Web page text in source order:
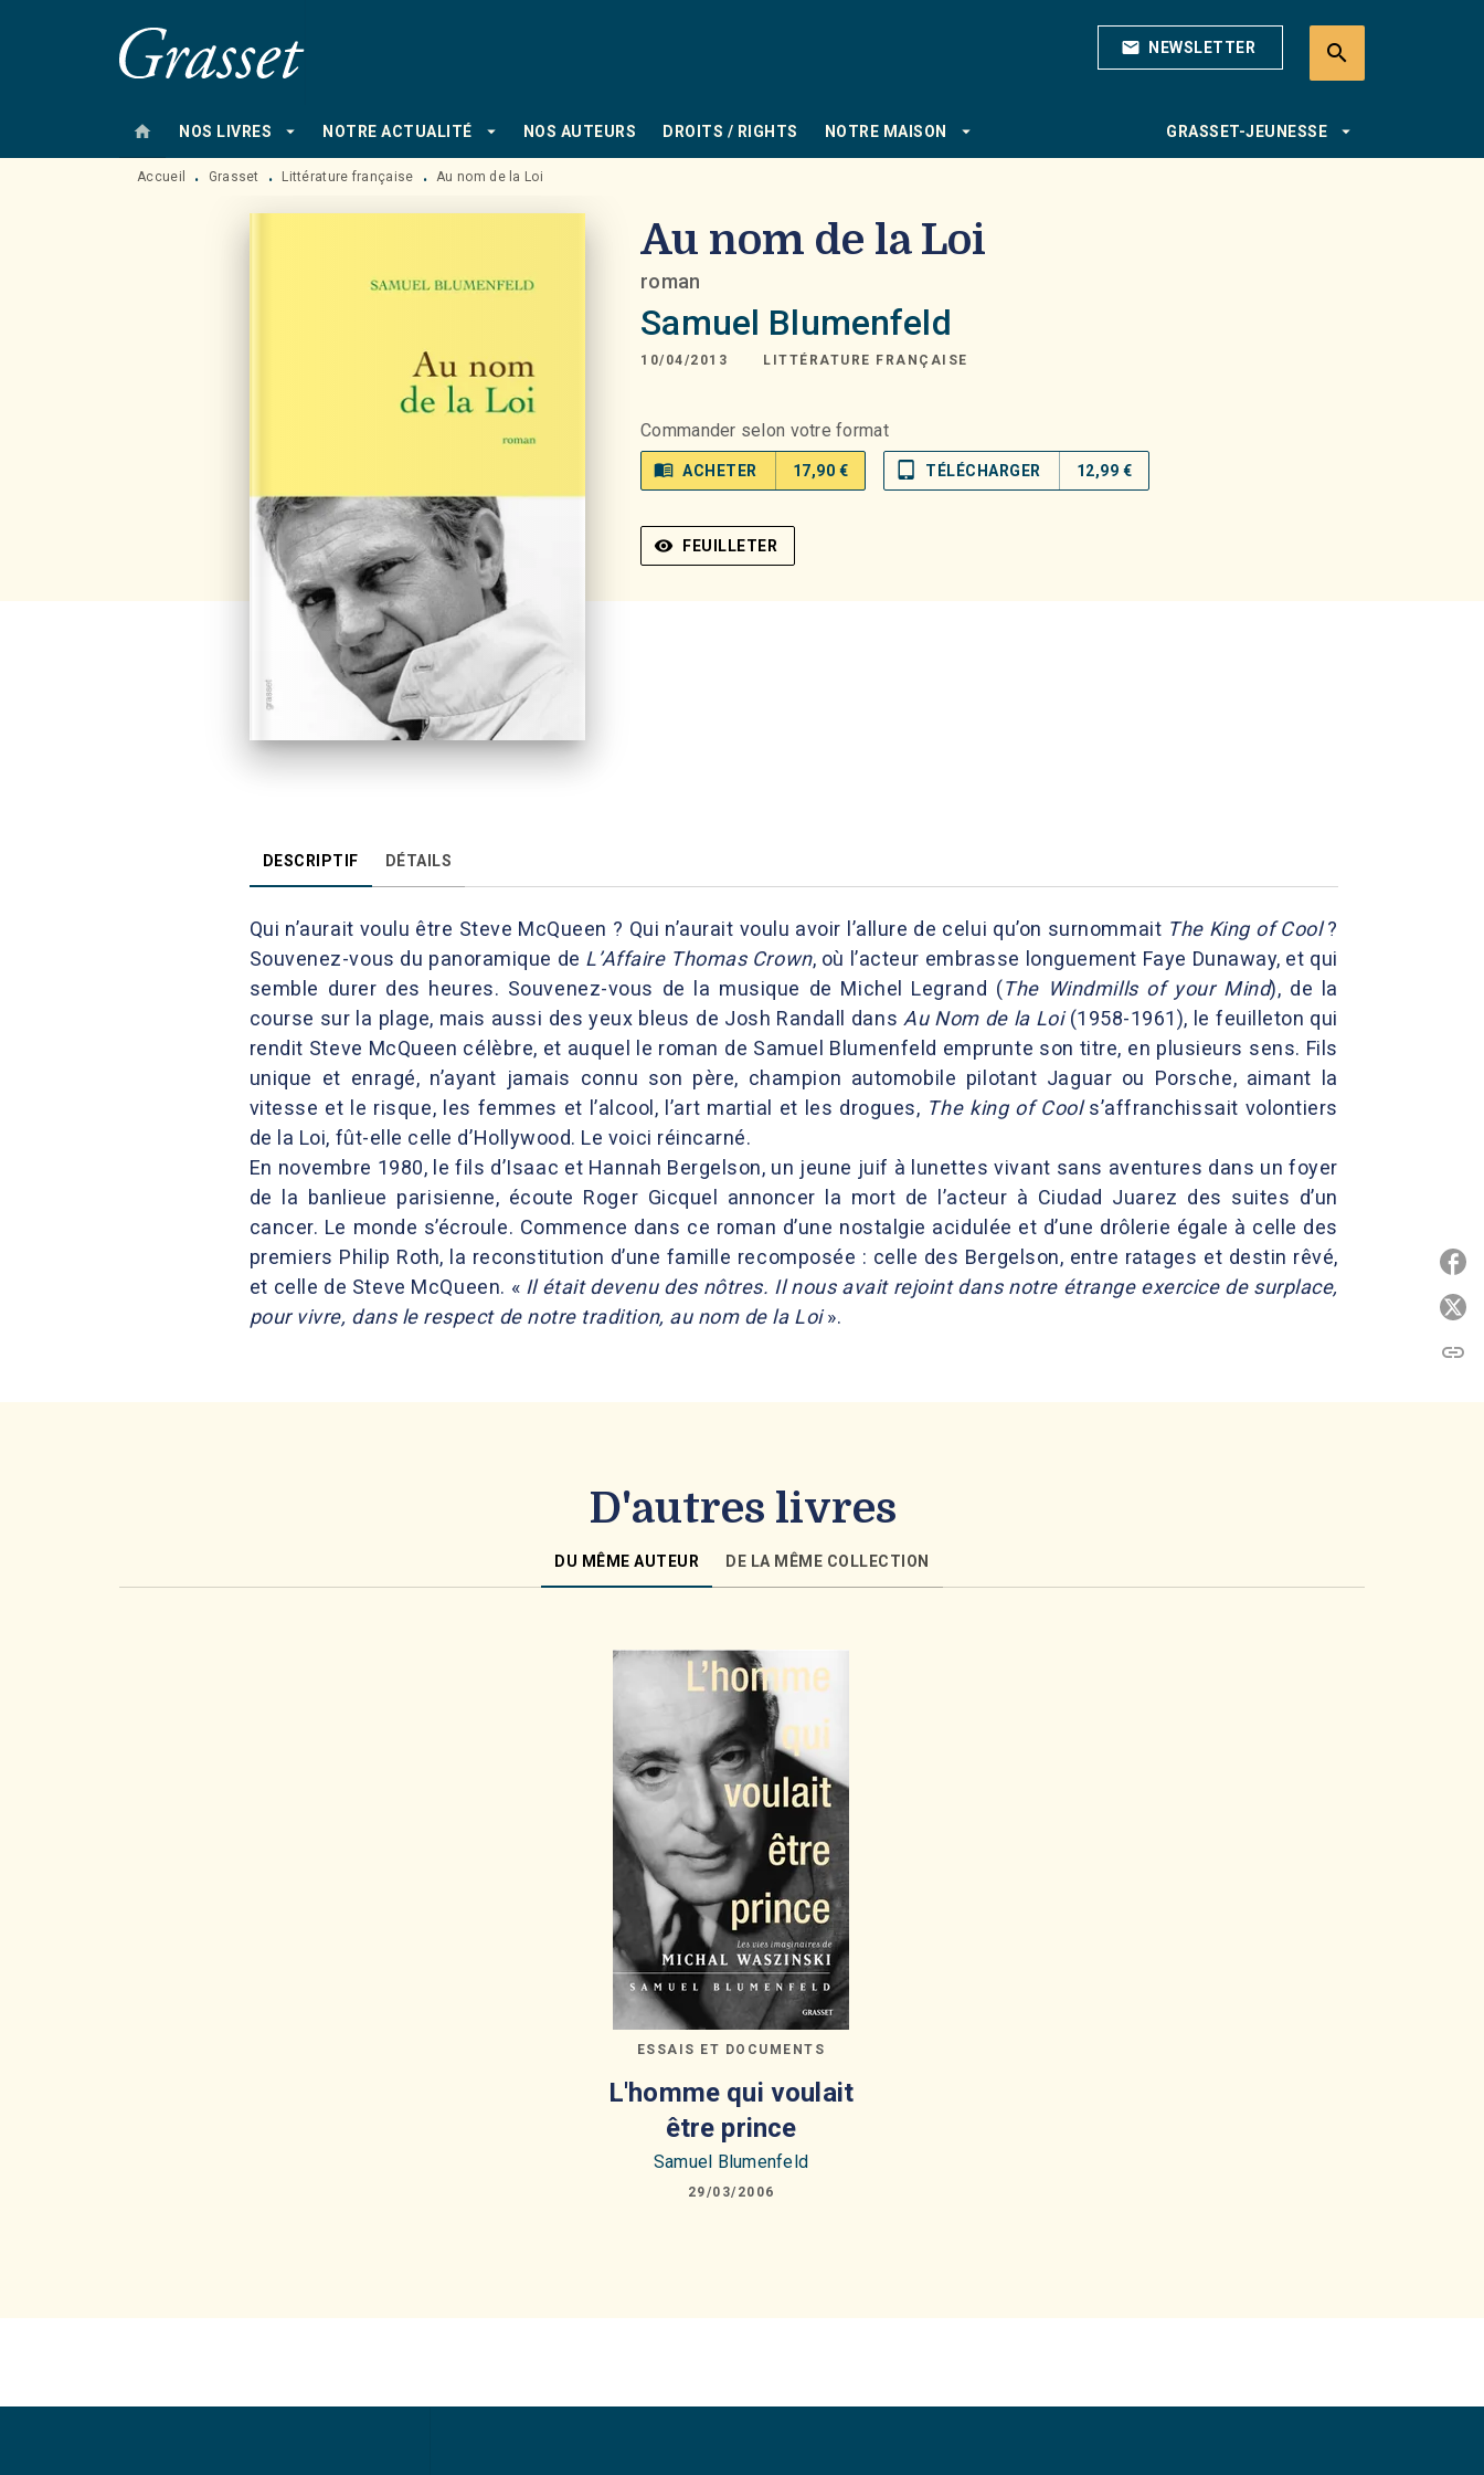
MENU RECHERCHE mail NEWSLETTER search
home NOS LIVRES arrow_drop_down NOTRE ACTUALITÉ arrow_drop_down NOS AUTEURS DROITS / RIGHTS NOTRE MAISON arrow_drop_down GRASSET-JEUNESSE arrow_drop_down
Accueil • Grasset • Littérature française • Au nom de la Loi
Au nom de la Loi
roman
Samuel Blumenfeld
10/04/2013 LITTÉRATURE FRANÇAISE
Commander selon votre format
menu_book ACHETER 17,90 € tablet_mac TÉLÉCHARGER 12,99 €
visibility FEUILLETER
DESCRIPTIF DÉTAILS
Qui n’aurait voulu être Steve McQueen ? Qui n’aurait voulu avoir l’allure de celui qu’on surnommait The King of Cool?
Souvenez-vous du panoramique de L’Affaire Thomas Crown, où l’acteur embrasse longuement Faye Dunaway, et qui
semble durer des heures. Souvenez-vous de la musique de Michel Legrand (The Windmills of your Mind), de la
course sur la plage, mais aussi des yeux bleus de Josh Randall dansAu Nom de la Loi(1958-1961), le feuilleton qui
rendit Steve McQueen célèbre, et auquel le roman de Samuel Blumenfeld emprunte son titre, en plusieurs sens. Fils
unique et enragé, n’ayant jamais connu son père, champion automobile pilotant Jaguar ou Porsche, aimant la
vitesse et le risque, les femmes et l’alcool, l’art martial et les drogues, The king of Cools’affranchissait volontiers
de la Loi, fût-elle celle d’Hollywood. Le voici réincarné.
En novembre 1980, le fils d’Isaac et Hannah Bergelson, un jeune juif à lunettes vivant sans aventures dans un foyer
de la banlieue parisienne, écoute Roger Gicquel annoncer la mort de l’acteur à Ciudad Juarez des suites d’un
cancer. Le monde s’écroule. Commence dans ce roman d’une nostalgie acidulée et d’une drôlerie égale à celle des
premiers Philip Roth, la reconstitution d’une famille recomposée : celle des Bergelson, entre ratages et destin rêvé,
et celle de Steve McQueen. « Il était devenu des nôtres. Il nous avait rejoint dans notre étrange exercice de surplace,
pour vivre, dans le respect de notre tradition, au nom de la Loi».
D'autres livres
DU MÊME AUTEUR DE LA MÊME COLLECTION
ESSAIS ET DOCUMENTS
L'homme qui voulait
être prince
Samuel Blumenfeld
29/03/2006
link